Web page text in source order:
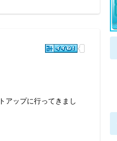
アップに行ってきまし